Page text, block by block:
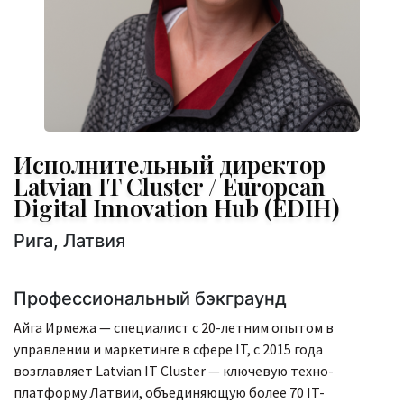
Исполнительный директор
Latvian IT Cluster / European
Digital Innovation Hub (EDIH)
Рига, Латвия
Профессиональный бэкграунд
Айга Ирмежа — специалист с 20-летним опытом в
управлении и маркетинге в сфере IT, с 2015 года
возглавляет Latvian IT Cluster — ключевую техно-
платформу Латвии, объединяющую более 70 IT-